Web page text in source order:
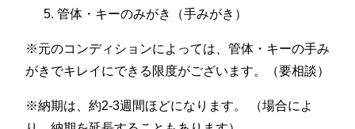
管体・キーのみがき（手みがき）
※元のコンディションによっては、管体・キーの手み
がきでキレイにできる限度がございます。（要相談）
※納期は、約2-3週間ほどになります。 （場合によ